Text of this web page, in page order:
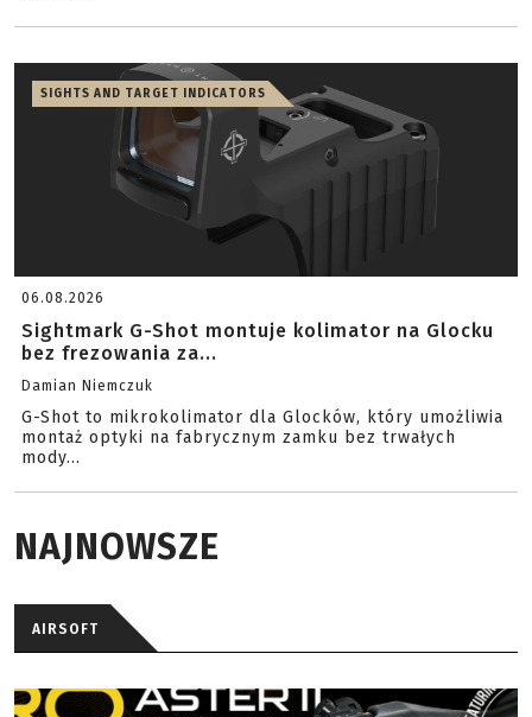
SIGHTS AND TARGET INDICATORS
06.08.2026
Sightmark G-Shot montuje kolimator na Glocku
bez frezowania za...
Damian Niemczuk
G-Shot to mikrokolimator dla Glocków, który umożliwia
montaż optyki na fabrycznym zamku bez trwałych
mody...
NAJNOWSZE
AIRSOFT